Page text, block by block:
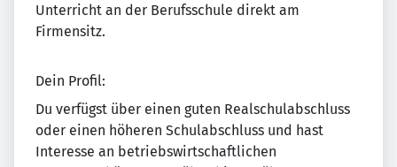
Unterricht an der Berufsschule direkt am
Firmensitz.
Dein Profil:
Du verfügst über einen guten Realschulabschluss
oder einen höheren Schulabschluss und hast
Interesse an betriebswirtschaftlichen